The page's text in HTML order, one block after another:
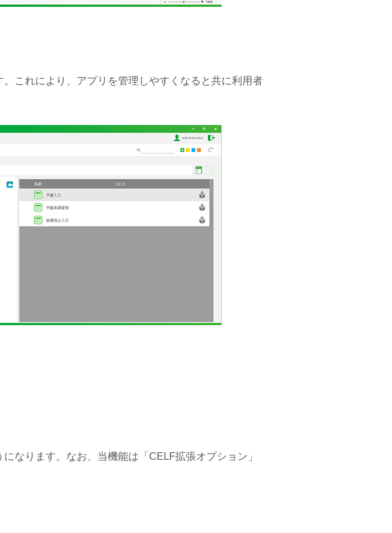
これにより、アプリを管理しやすくなると共に利用者
なります。なお、当機能は「CELF拡張オプション」